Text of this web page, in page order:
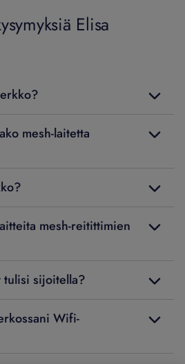
Elisa
mesh-laitetta
mesh-reitittimien
tulisi sijoitella?
Wifi-